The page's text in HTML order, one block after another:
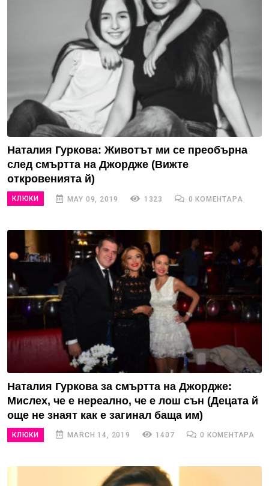
Наталия Гуркова: Животът ми се преобърна
след смъртта на Джордже (Вижте
откровенията й)
КЛЮКИ MAY 09, 2019 1323 0 КОМЕНТАРА
Наталия Гуркова за смъртта на Джордже:
Мислех, че е нереално, че е лош сън (Децата й
още не знаят как е загинал баща им)
КЛЮКИ MARCH 14, 2019 1407 0 КОМЕНТАРА